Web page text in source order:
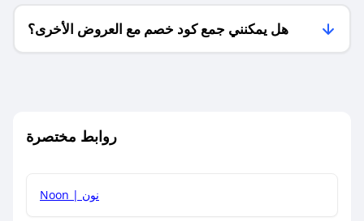
هل يمكنني جمع كود خصم مع العروض الأخرى؟
روابط مختصرة
Noon | نون